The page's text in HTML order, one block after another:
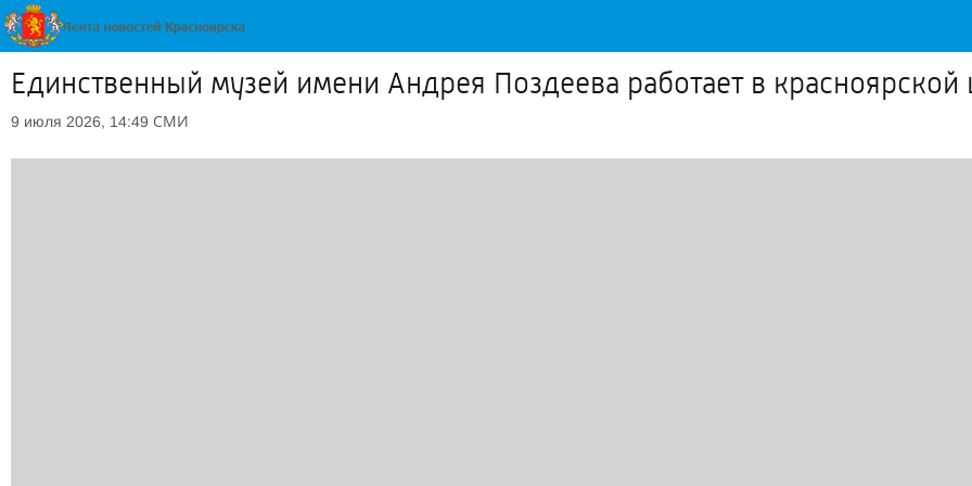
Единственный музей имени Андрея Поздеева работает в
9 июля 2026, 14:49 СМИ